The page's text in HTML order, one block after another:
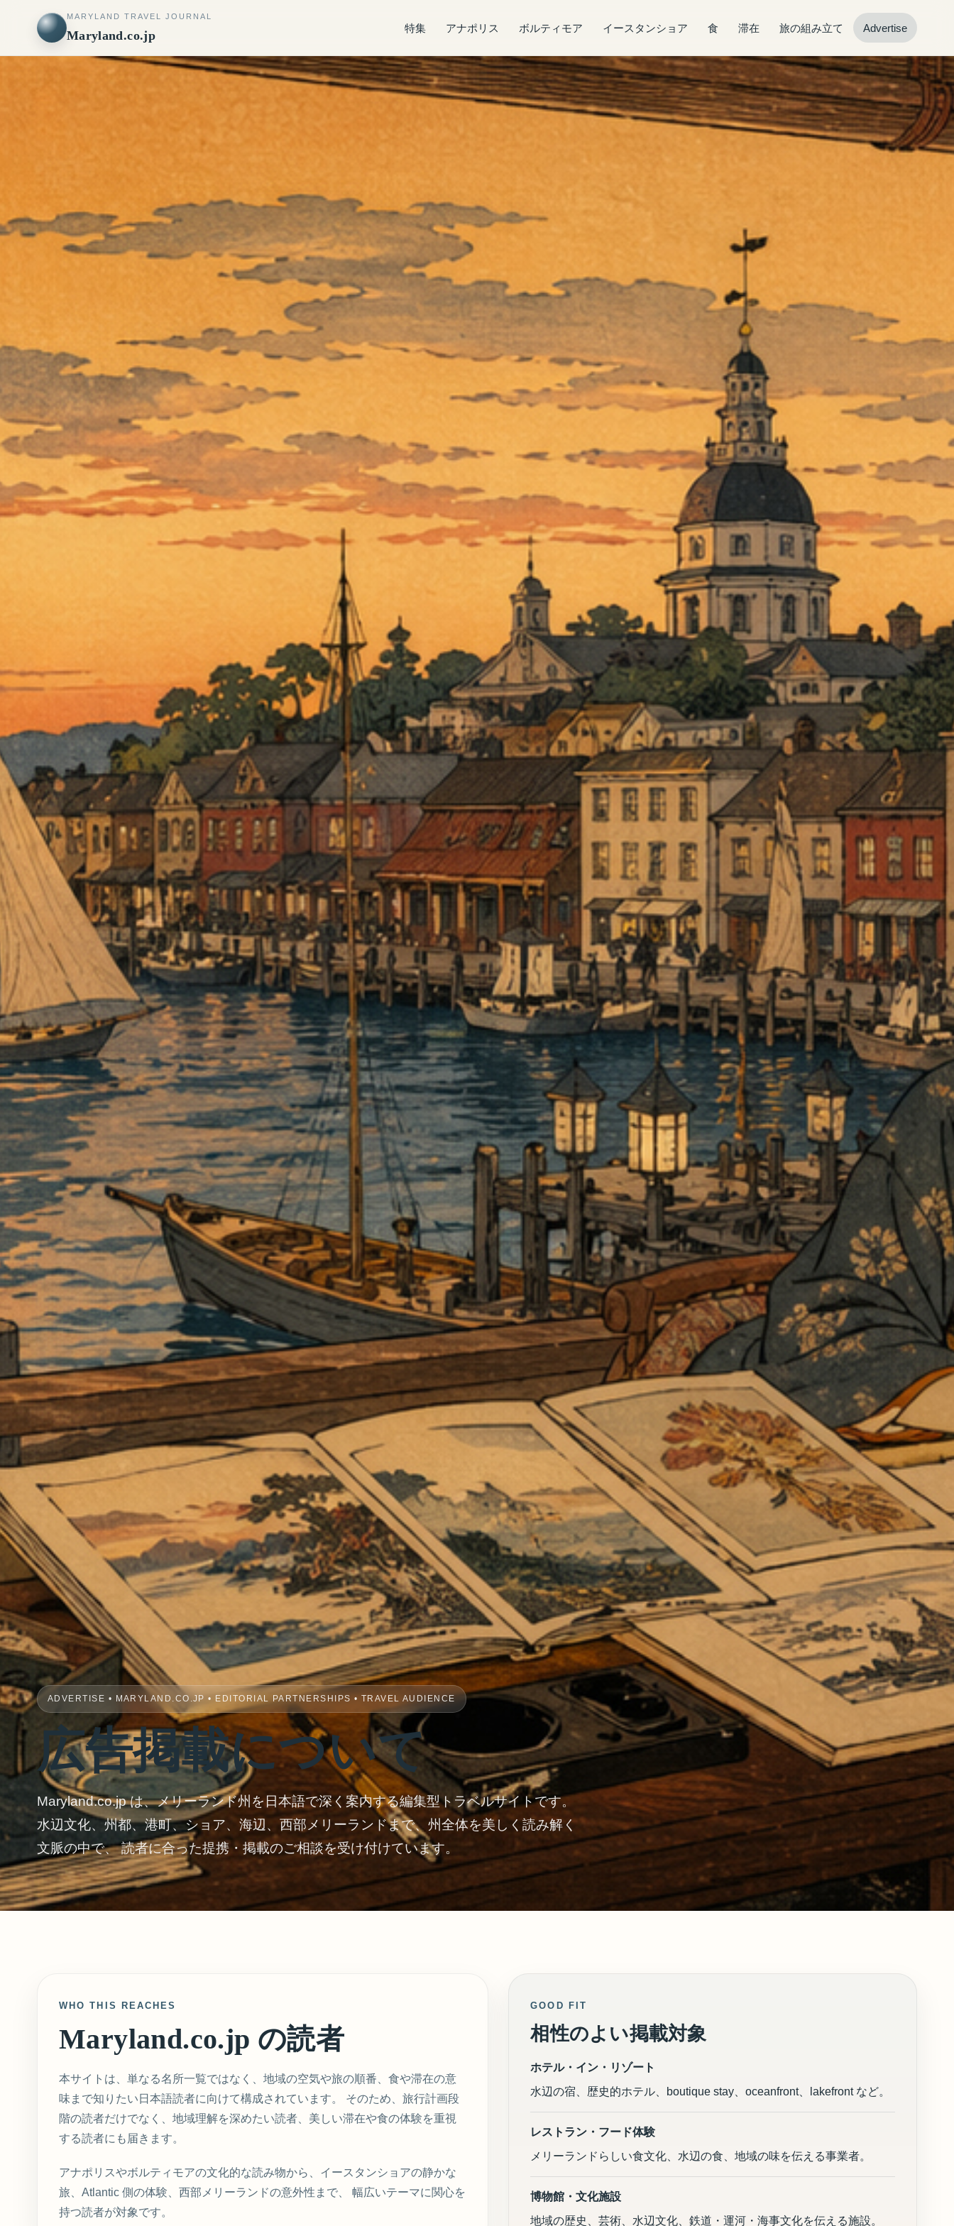
MARYLAND TRAVEL JOURNAL
Maryland.co.jp
特集 アナポリス ボルティモア イースタンショア 食 滞在 旅の組み立て Advertise
ADVERTISE • MARYLAND.CO.JP • EDITORIAL PARTNERSHIPS • TRAVEL AUDIENCE
広告掲載について
Maryland.co.jp は、メリーランド州を日本語で深く案内する編集型トラベルサイトです。
水辺文化、州都、港町、ショア、海辺、西部メリーランドまで、州全体を美しく読み解く
文脈の中で、 読者に合った提携・掲載のご相談を受け付けています。
WHO THIS REACHES
Maryland.co.jp の読者
本サイトは、単なる名所一覧ではなく、地域の空気や旅の順番、食や滞在の意
味まで知りたい日本語読者に向けて構成されています。 そのため、旅行計画段
階の読者だけでなく、地域理解を深めたい読者、美しい滞在や食の体験を重視
する読者にも届きます。
アナポリスやボルティモアの文化的な読み物から、イースタンショアの静かな
旅、Atlantic 側の体験、西部メリーランドの意外性まで、 幅広いテーマに関心を
持つ読者が対象です。
GOOD FIT
相性のよい掲載対象
ホテル・イン・リゾート
水辺の宿、歴史的ホテル、boutique stay、oceanfront、lakefront など。
レストラン・フード体験
メリーランドらしい食文化、水辺の食、地域の味を伝える事業者。
博物館・文化施設
地域の歴史、芸術、水辺文化、鉄道・運河・海事文化を伝える施設。